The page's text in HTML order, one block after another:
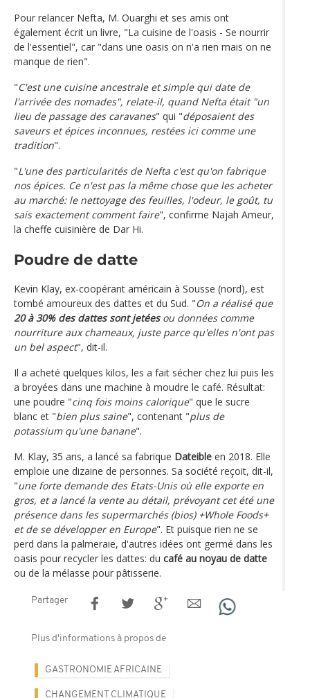
Pour relancer Nefta, M. Ouarghi et ses amis ont
également écrit un livre, "La cuisine de l'oasis - Se nourrir
de l'essentiel", car "dans une oasis on n'a rien mais on ne
manque de rien".
"C'est une cuisine ancestrale et simple qui date de
l'arrivée des nomades", relate-il, quand Nefta était "un
lieu de passage des caravanes" qui "déposaient des
saveurs et épices inconnues, restées ici comme une
tradition".
"L'une des particularités de Nefta c'est qu'on fabrique
nos épices. Ce n'est pas la même chose que les acheter
au marché: le nettoyage des feuilles, l'odeur, le goût, tu
sais exactement comment faire", confirme Najah Ameur,
la cheffe cuisinière de Dar Hi.
Poudre de datte
Kevin Klay, ex-coopérant américain à Sousse (nord), est
tombé amoureux des dattes et du Sud. "On a réalisé que
20 à 30% des dattes sont jetéesou données comme
nourriture aux chameaux, juste parce qu'elles n'ont pas
un bel aspect", dit-il.
Il a acheté quelques kilos, les a fait sécher chez lui puis les
a broyées dans une machine à moudre le café. Résultat:
une poudre "cinq fois moins calorique" que le sucre
blanc et "bien plus saine", contenant "plus de
potassium qu'une banane".
M. Klay, 35 ans, a lancé sa fabrique Dateible en 2018. Elle
emploie une dizaine de personnes. Sa société reçoit, dit-il,
"une forte demande des Etats-Unis où elle exporte en
gros, et a lancé la vente au détail, prévoyant cet été une
présence dans les supermarchés (bios) +Whole Foods+
et de se développer en Europe". Et puisque rien ne se
perd dans la palmeraie, d'autres idées ont germé dans les
oasis pour recycler les dattes: du café au noyau de datte
ou de la mélasse pour pâtisserie.
Partager
Plus d'informations à propos de
GASTRONOMIE AFRICAINE
CHANGEMENT CLIMATIQUE